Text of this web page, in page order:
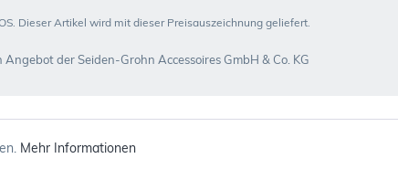
Dieser Artikel wird mit dieser Preisauszeichnung geliefert.
der Seiden-Grohn Accessoires GmbH & Co. KG
Mehr Informationen